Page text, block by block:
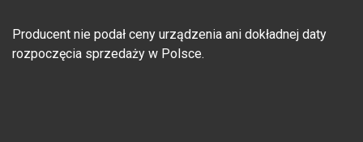
Producent nie podał ceny urządzenia ani dokładnej daty
rozpoczęcia sprzedaży w Polsce.